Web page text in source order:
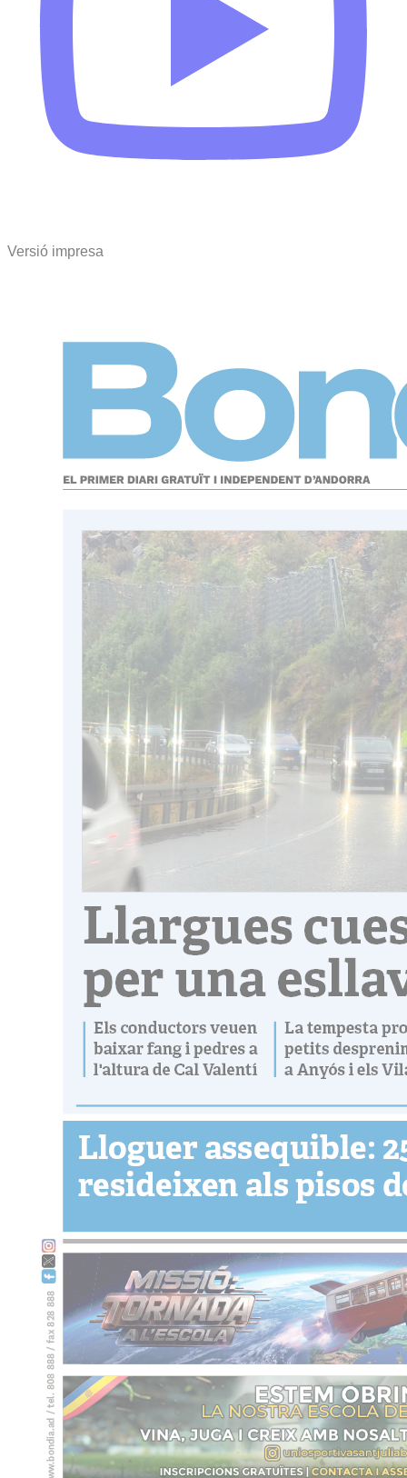
Versió impresa